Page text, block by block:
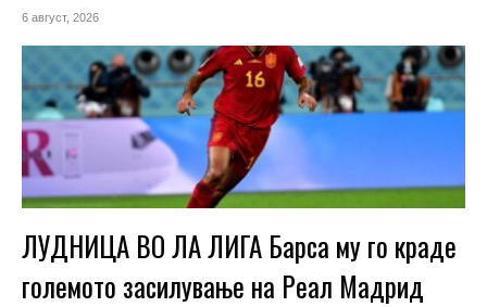
6 август, 2026
ЛУДНИЦА ВО ЛА ЛИГА Барса му го краде
големото засилување на Реал Мадрид